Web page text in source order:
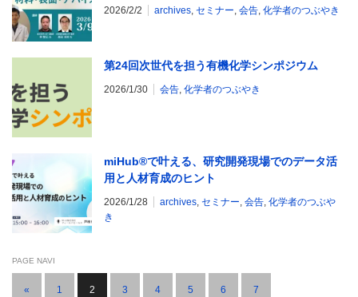
面・デバイス設計
2026/2/2 archives セミナー 会告 化学者のつぶやき
第24回次世代を担う有機化学シンポジウム
2026/1/30 会告 化学者のつぶやき
miHub®で叶える、研究開発現場でのデータ活
用と人材育成のヒント
2026/1/28 archives セミナー 会告 化学者のつぶや
き
PAGE NAVI
« 1 2 3 4 5 6 7